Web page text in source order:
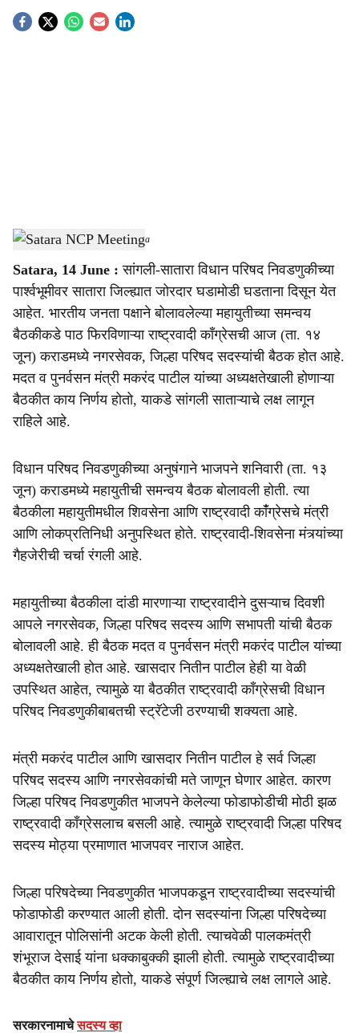
S
a
r
e
Satara NCP Meeting-Sarkarnama
Satara, 14 June : सांगली-सातारा विधान परिषद निवडणुकीच्या
पार्श्वभूमीवर सातारा जिल्ह्यात जोरदार घडामोडी घडताना दिसून येत
आहेत. भारतीय जनता पक्षाने बोलावलेल्या महायुतीच्या समन्वय
बैठकीकडे पाठ फिरविणाऱ्या राष्ट्रवादी काँग्रेसची आज (ता. १४
जून) कराडमध्ये नगरसेवक, जिल्हा परिषद सदस्यांची बैठक होत आहे.
मदत व पुनर्वसन मंत्री मकरंद पाटील यांच्या अध्यक्षतेखाली होणाऱ्या
बैठकीत काय निर्णय होतो, याकडे सांगली साताऱ्याचे लक्ष लागून
राहिले आहे.
विधान परिषद निवडणुकीच्या अनुषंगाने भाजपने शनिवारी (ता. १३
जून) कराडमध्ये महायुतीची समन्वय बैठक बोलावली होती. त्या
बैठकीला महायुतीमधील शिवसेना आणि राष्ट्रवादी काँंग्रेसचे मंत्री
आणि लोकप्रतिनिधी अनुपस्थित होते. राष्ट्रवादी-शिवसेना मंत्र्यांच्या
गैहजेरीची चर्चा रंगली आहे.
महायुतीच्या बैठकीला दांडी मारणाऱ्या राष्ट्रवादीने दुसऱ्याच दिवशी
आपले नगरसेवक, जिल्हा परिषद सदस्य आणि सभापती यांची बैठक
बोलावली आहे. ही बैठक मदत व पुनर्वसन मंत्री मकरंद पाटील यांच्या
अध्यक्षतेखाली होत आहे. खासदार नितीन पाटील हेही या वेळी
उपस्थित आहेत, त्यामुळे या बैठकीत राष्ट्रवादी काँग्रेसची विधान
परिषद निवडणुकीबाबतची स्ट्रॅटेजी ठरण्याची शक्यता आहे.
मंत्री मकरंद पाटील आणि खासदार नितीन पाटील हे सर्व जिल्हा
परिषद सदस्य आणि नगरसेवकांची मते जाणून घेणार आहेत. कारण
जिल्हा परिषद निवडणुकीत भाजपने केलेल्या फोडाफोडीची मोठी झळ
राष्ट्रवादी काँग्रेसलाच बसली आहे. त्यामुळे राष्ट्रवादी जिल्हा परिषद
सदस्य मोठ्या प्रमाणात भाजपवर नाराज आहेत.
जिल्हा परिषदेच्या निवडणुकीत भाजपकडून राष्ट्रवादीच्या सदस्यांची
फोडाफोडी करण्यात आली होती. दोन सदस्यांना जिल्हा परिषदेच्या
आवारातून पोलिसांनी अटक केली होती. त्याचवेळी पालकमंत्री
शंभूराज देसाई यांना धक्काबुक्की झाली होती. त्यामुळे राष्ट्रवादीच्या
बैठकीत काय निर्णय होतो, याकडे संपूर्ण जिल्ह्याचे लक्ष लागले आहे.
सरकारनामाचेसदस्य व्हा